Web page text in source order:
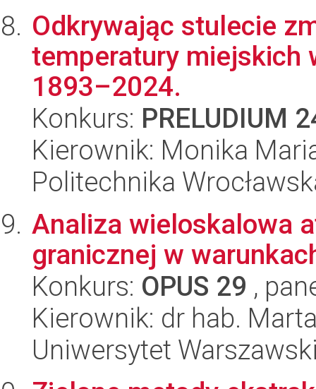
Odkrywając stulecie
temperatury miejskich
1893–2024.
Konkurs: PRELUDIUM
Kierownik: Monika
Politechnika
Analiza wieloskalowa
granicznej w
Konkurs: OPUS 29 ,
Kierownik: dr hab.
Uniwersytet